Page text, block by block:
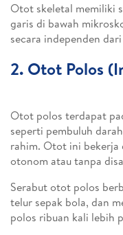
Otot skeletal memiliki
garis di bawah
secara independen
2. Otot Polos
Otot polos terdapat
seperti pembuluh
rahim. Otot ini bekerja
otonom atau tanpa
Serabut otot polos
telur sepak bola, dan
polos ribuan kali lebih